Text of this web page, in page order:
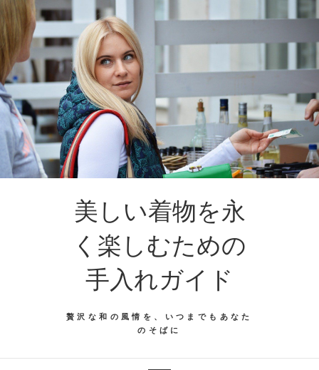
美しい着物を永
く楽しむための
手入れガイド
贅沢な和の風情を、いつまでもあなた
のそばに